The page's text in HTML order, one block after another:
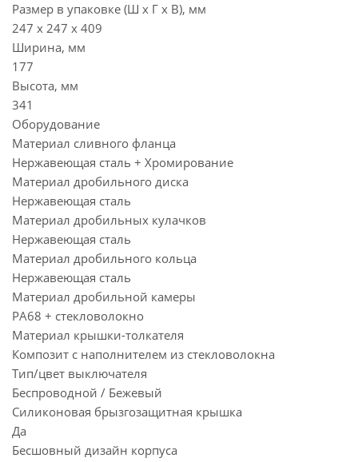
Размер в упаковке (Ш х Г х В), мм
247 х 247 х 409
Ширина, мм
177
Высота, мм
341
Оборудование
Материал сливного фланца
Нержавеющая сталь + Хромирование
Материал дробильного диска
Нержавеющая сталь
Материал дробильных кулачков
Нержавеющая сталь
Материал дробильного кольца
Нержавеющая сталь
Материал дробильной камеры
PA68 + стекловолокно
Материал крышки-толкателя
Композит с наполнителем из стекловолокна
Тип/цвет выключателя
Беспроводной / Бежевый
Силиконовая брызгозащитная крышка
Да
Бесшовный дизайн корпуса